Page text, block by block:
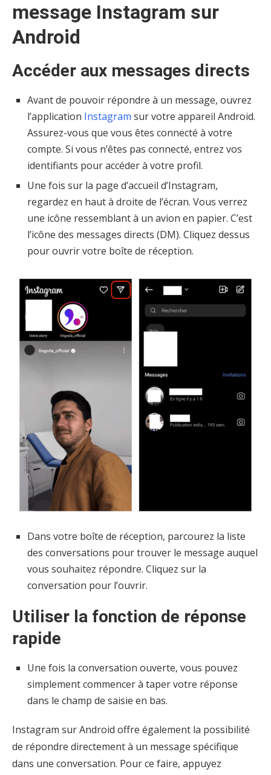
message Instagram sur
Android
Accéder aux messages directs
Avant de pouvoir répondre à un message, ouvrez
l’application Instagram sur votre appareil Android.
Assurez-vous que vous êtes connecté à votre
compte. Si vous n’êtes pas connecté, entrez vos
identifiants pour accéder à votre profil.
Une fois sur la page d’accueil d’Instagram,
regardez en haut à droite de l’écran. Vous verrez
une icône ressemblant à un avion en papier. C’est
l’icône des messages directs (DM). Cliquez dessus
pour ouvrir votre boîte de réception.
Dans votre boîte de réception, parcourez la liste
des conversations pour trouver le message auquel
vous souhaitez répondre. Cliquez sur la
conversation pour l’ouvrir.
Utiliser la fonction de réponse
rapide
Une fois la conversation ouverte, vous pouvez
simplement commencer à taper votre réponse
dans le champ de saisie en bas.
Instagram sur Android offre également la possibilité
de répondre directement à un message spécifique
dans une conversation. Pour ce faire, appuyez